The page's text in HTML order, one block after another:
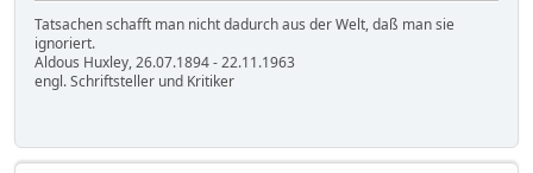
Tatsachen schafft man nicht dadurch aus der Welt, daß man sie
ignoriert.
Aldous Huxley, 26.07.1894 - 22.11.1963
engl. Schriftsteller und Kritiker